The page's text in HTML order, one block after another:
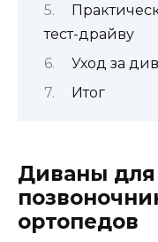
тест-драйву
Уход за
Итог
Диваны
ортопедов